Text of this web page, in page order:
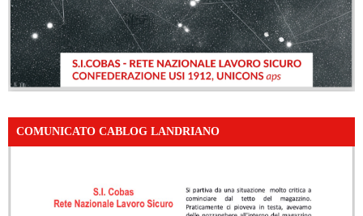
COMUNICATO CABLOG LANDRIANO